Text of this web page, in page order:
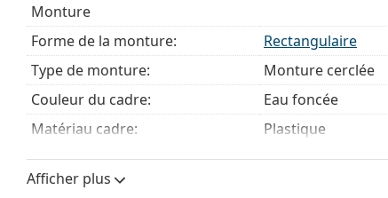
Monture
Forme de la monture:
Rectangulaire
Type de monture:
Monture cerclée
Couleur du cadre:
Eau foncée
Matériau cadre:
Plastique
Taille:
S
Largeur des verres:
Afficher plus